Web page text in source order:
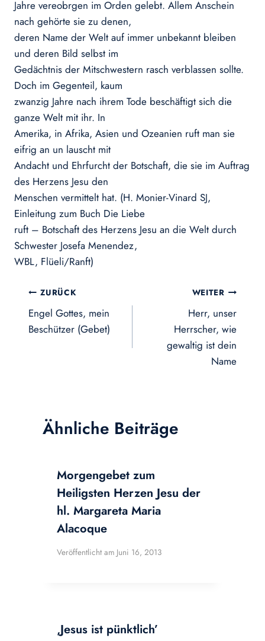
Jahre vereobrgen im Orden gelebt. Allem Anschein
nach gehörte sie zu denen,
deren Name der Welt auf immer unbekannt bleiben
und deren Bild selbst im
Gedächtnis der Mitschwestern rasch verblassen sollte.
Doch im Gegenteil, kaum
zwanzig Jahre nach ihrem Tode beschäftigt sich die
ganze Welt mit ihr. In
Amerika, in Afrika, Asien und Ozeanien ruft man sie
eifrig an un lauscht mit
Andacht und Ehrfurcht der Botschaft, die sie im Auftrag
des Herzens Jesu den
Menschen vermittelt hat. (H. Monier-Vinard SJ,
Einleitung zum Buch Die Liebe
ruft – Botschaft des Herzens Jesu an die Welt durch
Schwester Josefa Menendez,
WBL, Flüeli/Ranft)
Beitragsnavigation
ZURÜCK
Engel Gottes, mein
Beschützer (Gebet)
WEITER
Herr, unser
Herrscher, wie
gewaltig ist dein
Name
Ähnliche Beiträge
Morgengebet zum
Heiligsten Herzen Jesu der
hl. Margareta Maria
Alacoque
Veröffentlicht am Juni 16, 2013
‚Jesus ist pünktlich’